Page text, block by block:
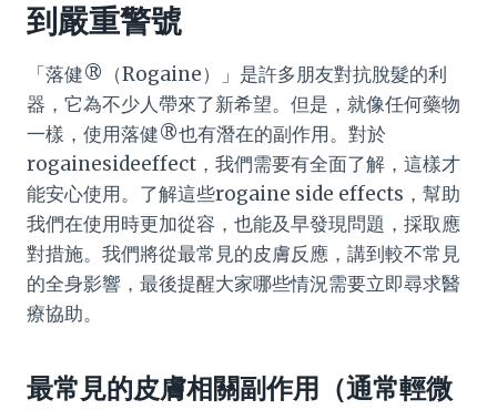
到嚴重警號
「落健®（Rogaine）」是許多朋友對抗脫髮的利
器，它為不少人帶來了新希望。但是，就像任何藥物
一樣，使用落健®也有潛在的副作用。對於
rogainesideeffect，我們需要有全面了解，這樣才
能安心使用。了解這些rogaine side effects，幫助
我們在使用時更加從容，也能及早發現問題，採取應
對措施。我們將從最常見的皮膚反應，講到較不常見
的全身影響，最後提醒大家哪些情況需要立即尋求醫
療協助。
最常見的皮膚相關副作用（通常輕微